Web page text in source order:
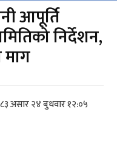
आपूर्ति
निर्देशन,
माग
असार २४ बुधवार १२:०५